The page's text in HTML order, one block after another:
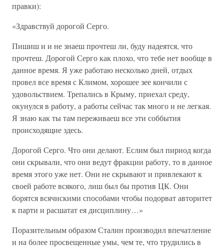
правки):
«Здравствуй дорогой Серго.
Пишиш и и не знаеш прочтеш ли, буду надеятся, что
прочтеш. Дорогой Серго как плохо, что тебе нет вообще в
данное время. Я уже работаю несколько дней, отдых
провел все время с Климом, хорошее зее кончили с
удовольствием. Трепались в Крыму, приехал среду,
окунулся в работу, а работы сейчас так много и не легкая.
Я знаю как ты там переживаеш все эти соббытия
происходящие здесь.
Дорогой Серго. Что они делают. Еслим был пириод когда
они скрывали, что они ведут фракции работу, то в данное
время этого уже нет. Они не скрывают и привлекают к
своей работе всякого, лиш был бы против ЦК. Они
борятся всячискими способами чтобы подорват авторитет
к парти и расшатат ея дисциплину…»
Поразительным образом Сталин производил впечатление
и на более просвещенные умы, чем те, что трудились в